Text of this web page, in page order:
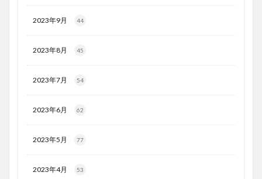
2023年9月 44
2023年8月 45
2023年7月 54
2023年6月 62
2023年5月 77
2023年4月 53